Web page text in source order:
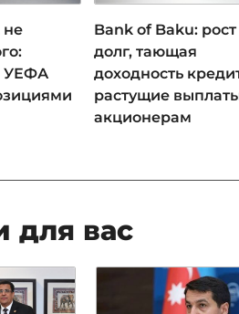
не
УЕФА
Bank of Baku: рост
долг, тающая
доходность
растущие
акционерам
для вас